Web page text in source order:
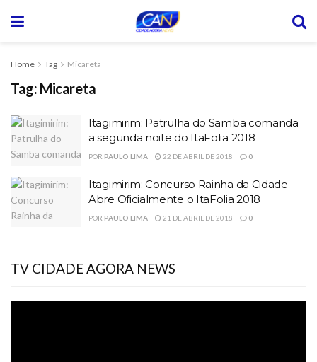
Home Tag Micareta
Tag: Micareta
Itagimirim: Patrulha do Samba comanda
a segunda noite do ItaFolia 2018
POR PAULO LIMA 22 DE ABRIL DE 2018 0
Itagimirim: Concurso Rainha da Cidade
Abre Oficialmente o ItaFolia 2018
POR PAULO LIMA 21 DE ABRIL DE 2018 0
TV CIDADE AGORA NEWS